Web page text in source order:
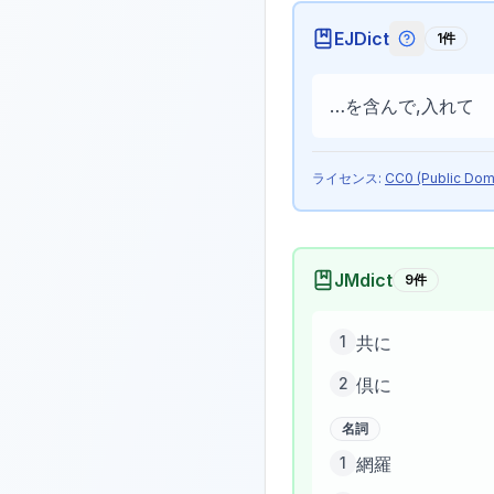
EJDict EJDictの記
1件
…を含んで,入れて
ライセンス: CC0 (Public
JMdict 9件
1 共に
2 倶に
名詞
1 網羅